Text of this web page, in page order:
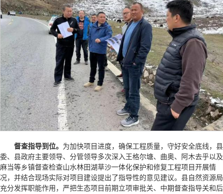
督查指导到位。 为加快项目进度，确保工程质量，守好安全底线，县
委、县政府主要领导、分管领导多次深入王格尔塘、曲奥、阿木去乎以及
麻当等乡镇督查检查山水林田湖草沙一体化保护和修复工程项目开展情
况，并结合现场实际对项目建设提出了指导性的意见建议。县自然资源局
充分发挥职能作用，严把生态项目前期立项审批关、中期督查指导关和后